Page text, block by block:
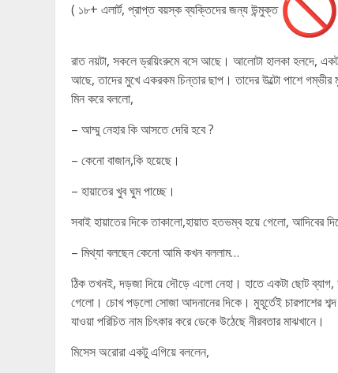
( ১৮+ এলার্ট, প্রাপ্ত বয়স্ক ব্যক্তিদের জন্য উন্মুক্ত
রাত নয়টা, সকলে ড্রয়িংরুমে বসে আছে। আলোটা হালকা হলদে,
আছে, তাদের মুখে একরকম চিন্তার ছাপ। তাদের উল্টো পাশে
মিন করে বললো,
– আম্মু নেহার কি আসতে দেরি হবে ?
– কেনো বাজান,কি হয়েছে।
– হায়াতের খুব ঘুম পাচ্ছে।
সবাই হায়াতের দিকে তাকালো,হায়াত হতভম্ব হয়ে গেলো, আদিবের
– মিথ্যা বলছেন কেনো আমি কখন বললাম…
ঠিক তখনই, দড়জা দিয়ে দৌড়ে এলো নেহা। হাতে একটা ছোট
গেলো। চোখ পড়লো সোজা আদনানের দিকে। মুহূর্তেই চারপাশের
যাওয়া পরিচিত নাম চিৎকার করে ডেকে উঠেছে নীরবতার মাঝখানে।
মিসেস অরোরা একটু এগিয়ে বললেন,